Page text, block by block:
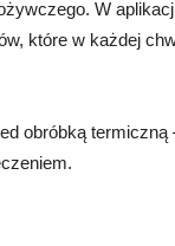
W
które w każdej
obróbką termiczną